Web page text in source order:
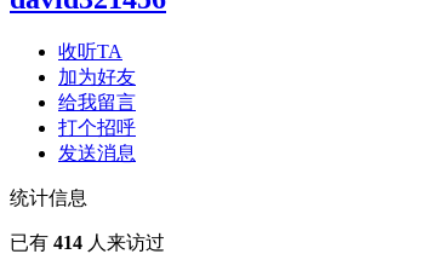
收听TA
加为好友
给我留言
打个招呼
发送消息
统计信息
已有 414 人来访过